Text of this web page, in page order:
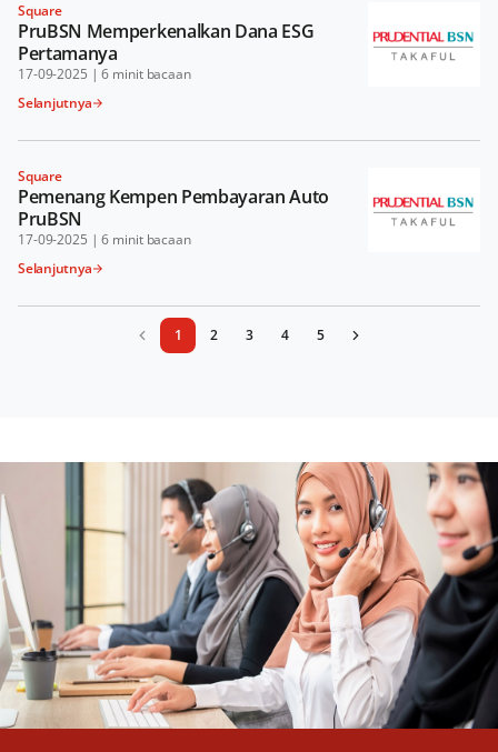
Square
PruBSN Memperkenalkan Dana ESG
Pertamanya
17-09-2025 | 6 minit bacaan
Selanjutnya
Square
Pemenang Kempen Pembayaran Auto
PruBSN
17-09-2025 | 6 minit bacaan
Selanjutnya
1 2 3 4 5